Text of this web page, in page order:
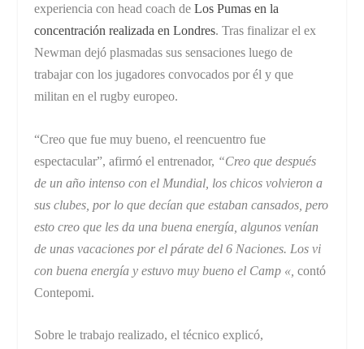
experiencia con head coach deLos Pumas en la
concentración realizada en Londres. Tras finalizar el ex
Newman dejó plasmadas sus sensaciones luego de
trabajar con los jugadores convocados por él y que
militan en el rugby europeo.
“Creo que fue muy bueno, el reencuentro fue
espectacular”, afirmó el entrenador, “Creo que después
de un año intenso con el Mundial, los chicos volvieron a
sus clubes, por lo que decían que estaban cansados, pero
esto creo que les da una buena energía, algunos venían
de unas vacaciones por el párate del 6 Naciones. Los vi
con buena energía y estuvo muy bueno el Camp «,contó
Contepomi.
Sobre le trabajo realizado, el técnico explicó,